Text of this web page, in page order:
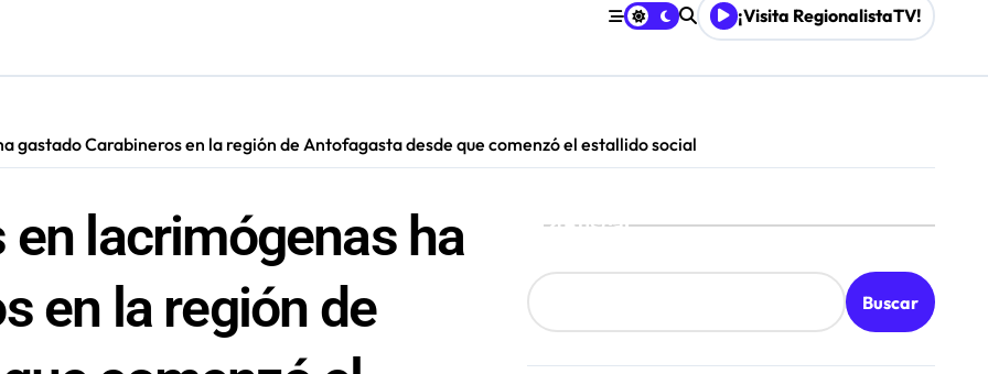
¡Visita RegionalistaTV!
gastado Carabineros en la región de Antofagasta desde que comenzó el estallido social
lacrimógenas ha
en la región de
Buscar
Buscar